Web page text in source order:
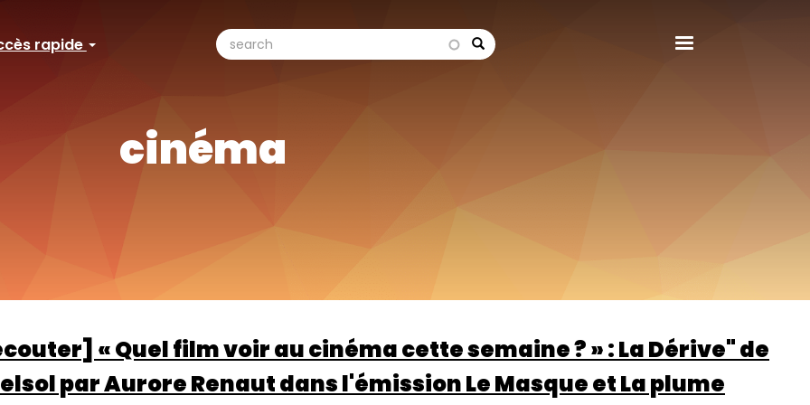
rapide
Search
search search
cinéma
« Quel film voir au cinéma cette semaine ? » : La Dérive" de
par Aurore Renaut dans l'émission Le Masque et La plume